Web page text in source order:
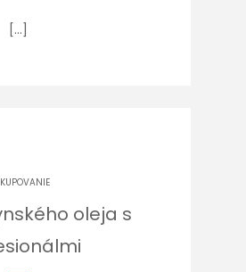
[…]
oleja s